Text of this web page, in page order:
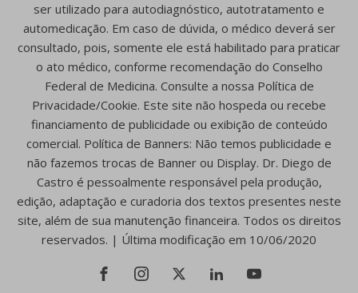
ser utilizado para autodiagnóstico, autotratamento e
automedicação. Em caso de dúvida, o médico deverá ser
consultado, pois, somente ele está habilitado para praticar
o ato médico, conforme recomendação do Conselho
Federal de Medicina. Consulte a nossa Política de
Privacidade/Cookie. Este site não hospeda ou recebe
financiamento de publicidade ou exibição de conteúdo
comercial. Política de Banners: Não temos publicidade e
não fazemos trocas de Banner ou Display. Dr. Diego de
Castro é pessoalmente responsável pela produção,
edição, adaptação e curadoria dos textos presentes neste
site, além de sua manutenção financeira. Todos os direitos
reservados. | Última modificação em 10/06/2020